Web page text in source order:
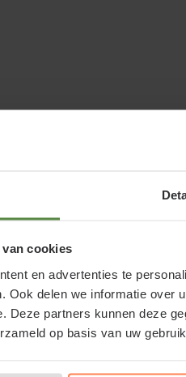
cookies
en advertenties te
Ook delen we informatie over
Deze partners kunnen deze
op basis van uw
of Hulst kopen bij
een betrouwbare partij.
ons echt bezoeken.
dat is natuurlijk wat u
van de allerbeste
tuinplanten die we online
bezorgdienst. Uw